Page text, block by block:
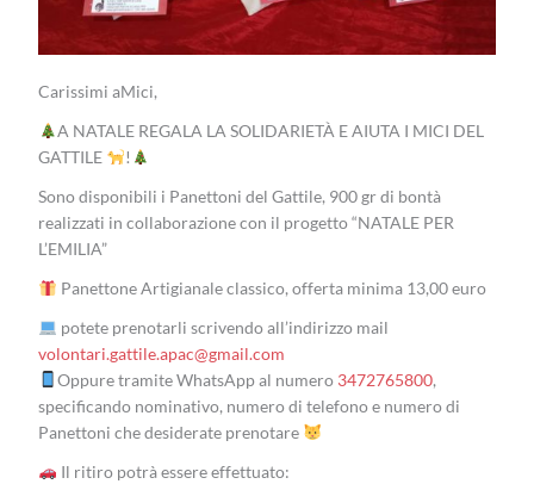
Carissimi aMici,
A NATALE REGALA LA SOLIDARIETÀ E AIUTA I MICI DEL
GATTILE
!
Sono disponibili i Panettoni del Gattile, 900 gr di bontà
realizzati in collaborazione con il progetto “NATALE PER
L’EMILIA”
Panettone Artigianale classico, offerta minima 13,00 euro
potete prenotarli scrivendo all’indirizzo mail
volontari.gattile.apac@gmail.com
Oppure tramite WhatsApp al numero 3472765800,
specificando nominativo, numero di telefono e numero di
Panettoni che desiderate prenotare
Il ritiro potrà essere effettuato: